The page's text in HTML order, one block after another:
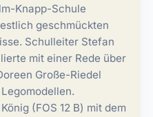
Knapp-Schule
geschmückten
Schulleiter Stefan
mit einer Rede über
Große-Riedel
(FOS 12 B) mit dem